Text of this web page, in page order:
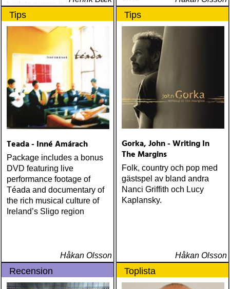
bedste numre indenfor den
populære reggaestil kaldet
one-drop
Tips
Teada - Inné Amárach
Package includes a bonus
DVD featuring live
performance footage of
Téada and documentary of
the rich musical culture of
Ireland’s Sligo region
Håkan Olsson
Tips
Gorka, John - Writing In
The Margins
Folk, country och pop med
gästspel av bland andra
Nanci Griffith och Lucy
Kaplansky.
Håkan Olsson
Recension Toplista